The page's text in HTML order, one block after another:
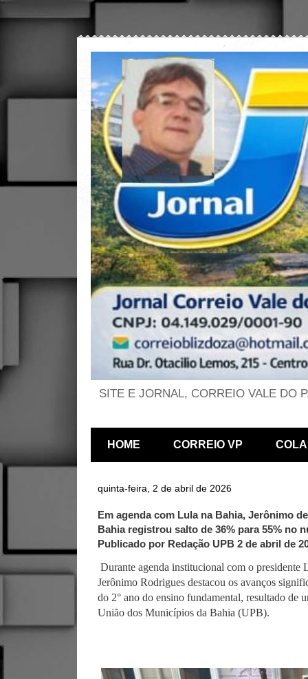
SITE E JORNAL, CORREIO VALE DO
HOME CORREIO VP
quinta-feira, 2 de abril de 2026
Em agenda com Lula na Bahia, Jerônimo
Bahia registrou salto de 36% para 55% no
Publicado por Redação UPB 2 de abril de
Durante agenda institucional com o
Jerônimo Rodrigues destacou os avanços
do 2° ano do ensino fundamental, resultado de
União dos Municípios da Bahia (UPB).